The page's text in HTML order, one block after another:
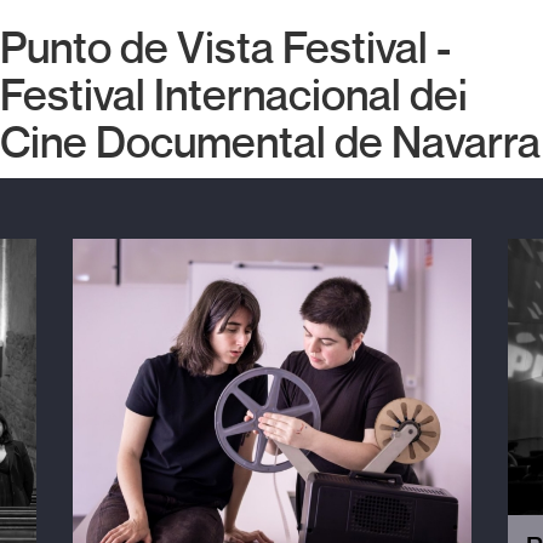
Punto de Vista Festival -
Festival Internacional del
Cine Documental de Navarra